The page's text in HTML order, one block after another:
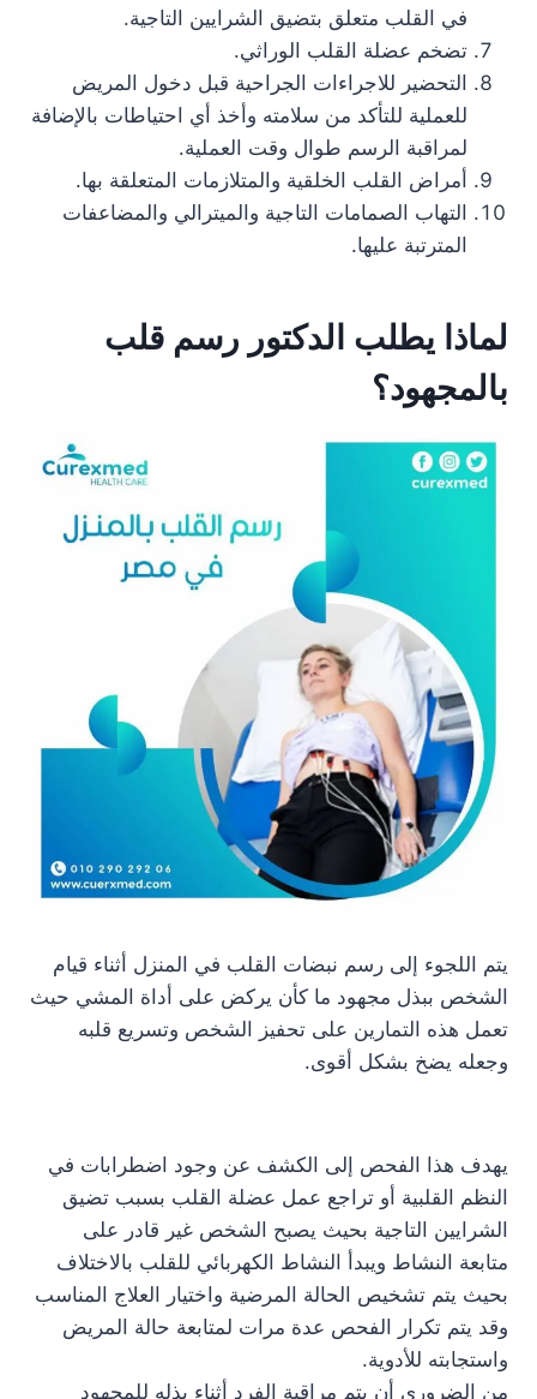
في القلب متعلق بتضيق الشرايين التاجية.
تضخم عضلة القلب الوراثي.
التحضير للاجراءات الجراحية قبل دخول المريض
للعملية للتأكد من سلامته وأخذ أي احتياطات بالإضافة
لمراقبة الرسم طوال وقت العملية.
أمراض القلب الخلقية والمتلازمات المتعلقة بها.
التهاب الصمامات التاجية والميترالي والمضاعفات
المترتبة عليها.
لماذا يطلب الدكتور رسم قلب
بالمجهود؟
يتم اللجوء إلى رسم نبضات القلب في المنزل أثناء قيام
الشخص ببذل مجهود ما كأن يركض على أداة المشي حيث
تعمل هذه التمارين على تحفيز الشخص وتسريع قلبه
وجعله يضخ بشكل أقوى.
يهدف هذا الفحص إلى الكشف عن وجود اضطرابات في
النظم القلبية أو تراجع عمل عضلة القلب بسبب تضيق
الشرايين التاجية بحيث يصبح الشخص غير قادر على
متابعة النشاط ويبدأ النشاط الكهربائي للقلب بالاختلاف
بحيث يتم تشخيص الحالة المرضية واختيار العلاج المناسب
وقد يتم تكرار الفحص عدة مرات لمتابعة حالة المريض
واستجابته للأدوية.
من الضروري أن يتم مراقبة الفرد أثناء بذله للمجهود